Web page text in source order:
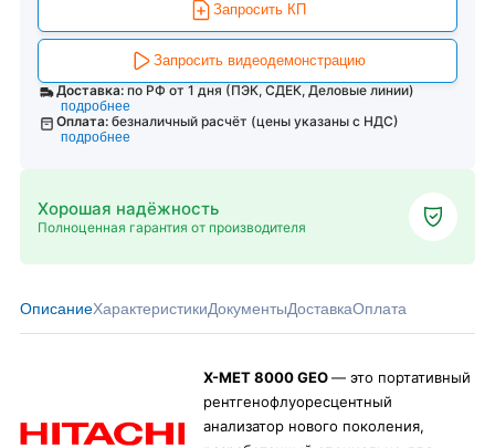
Запросить КП
Запросить видеодемонстрацию
Доставка: по РФ от 1 дня (ПЭК, СДЕК, Деловые линии)
подробнее
Оплата: безналичный расчёт (цены указаны с НДС)
подробнее
Хорошая надёжность
Полноценная гарантия от производителя
ОписаниеХарактеристикиДокументыДоставкаОплата
X-MET 8000 GEO— это портативный
рентгенофлуоресцентный
анализатор нового поколения,